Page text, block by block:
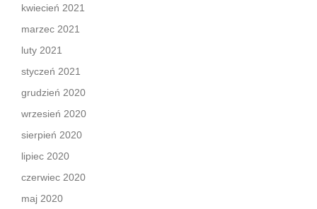
kwiecień 2021
marzec 2021
luty 2021
styczeń 2021
grudzień 2020
wrzesień 2020
sierpień 2020
lipiec 2020
czerwiec 2020
maj 2020